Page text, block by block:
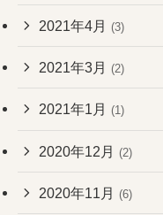
2021年4月 (3)
2021年3月 (2)
2021年1月 (1)
2020年12月 (2)
2020年11月 (6)